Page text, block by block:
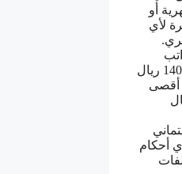
أو
لأي
الشهري هو 14000 ريال
أقصى
أحكام